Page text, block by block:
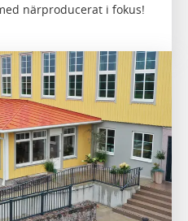
närproducerat i fokus!